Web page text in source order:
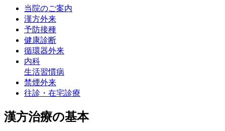
当院のご案内
漢方外来
予防接種
健康診断
循環器外来
内科
生活習慣病
禁煙外来
往診・在宅診療
漢方治療の基本